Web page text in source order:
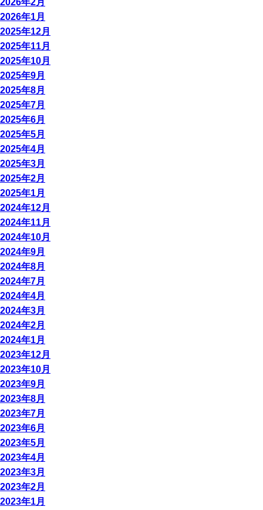
2026年2月
2026年1月
2025年12月
2025年11月
2025年10月
2025年9月
2025年8月
2025年7月
2025年6月
2025年5月
2025年4月
2025年3月
2025年2月
2025年1月
2024年12月
2024年11月
2024年10月
2024年9月
2024年8月
2024年7月
2024年4月
2024年3月
2024年2月
2024年1月
2023年12月
2023年10月
2023年9月
2023年8月
2023年7月
2023年6月
2023年5月
2023年4月
2023年3月
2023年2月
2023年1月